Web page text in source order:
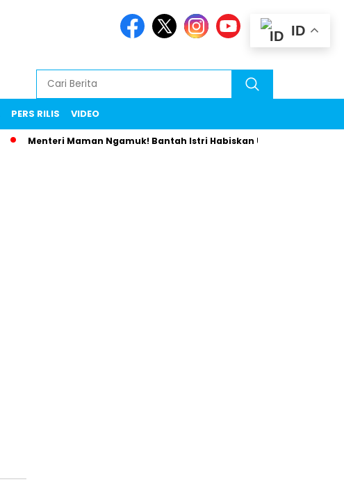
PERS RILIS VIDEO
Menteri Maman Ngamuk! Bantah Istri Habiskan Uang Negara
ID